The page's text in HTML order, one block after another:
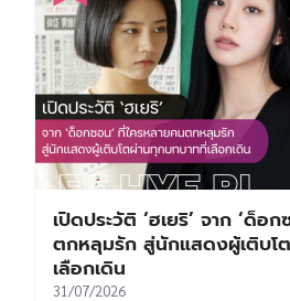
เปิดประวัติ ‘ฮเยริ’ จาก ‘ด็อ
ตกหลุมรัก สู่นักแสดงผู้เติบโ
เลือกเดิน
31/07/2026